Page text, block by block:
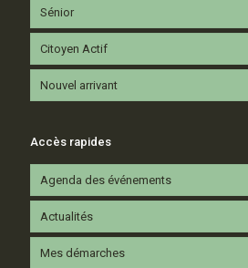
Sénior
Citoyen Actif
Nouvel arrivant
Accès rapides
Agenda des événements
Actualités
Mes démarches